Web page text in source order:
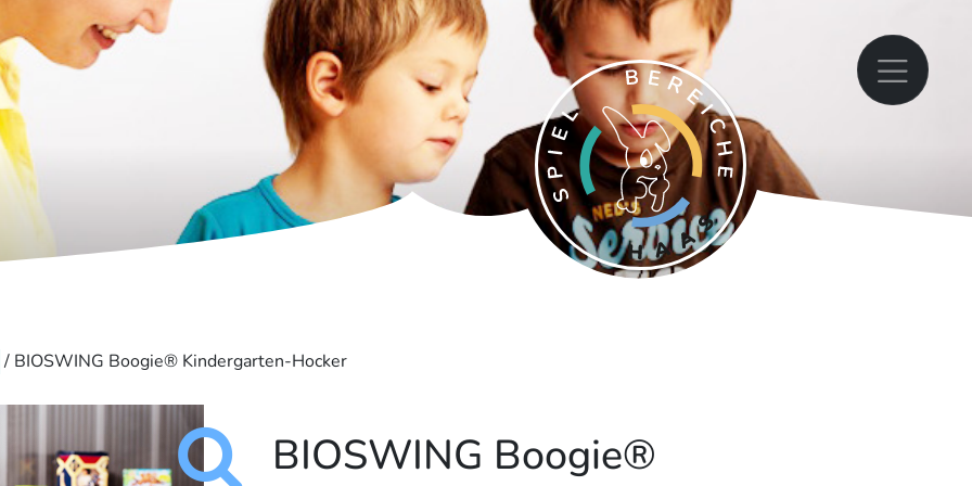
/ BIOSWING Boogie® Kindergarten-Hocker
BIOSWING Boogie®